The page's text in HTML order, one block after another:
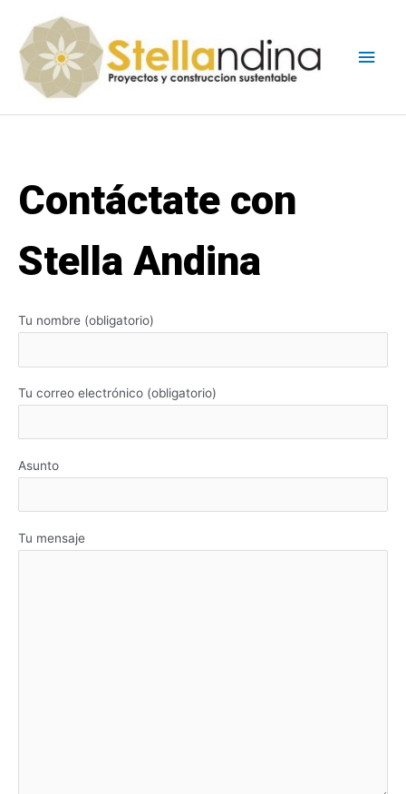
Contáctate con
Stella Andina
Tu nombre (obligatorio)
Tu correo electrónico (obligatorio)
Asunto
Tu mensaje